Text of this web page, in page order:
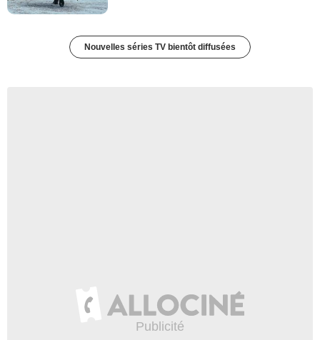
Nouvelles séries TV bientôt diffusées